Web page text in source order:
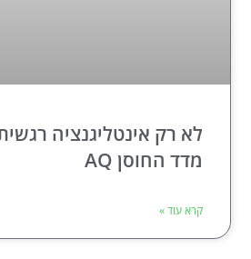
לא רק אינטליגנציה
מדד החוסן AQ
קרא עוד »